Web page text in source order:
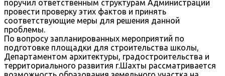
поручил ответственным структурам Администрации
провести проверку этих фактов и принять
соответствующие меры для решения данной
проблемы.
По вопросу запланированных мероприятий по
подготовке площадки для строительства школы,
Департаментом архитектуры, градостроительства и
территориального развития г.Шахты рассматривается